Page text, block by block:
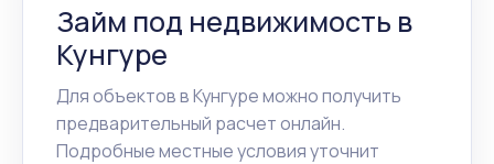
Займ под недвижимость в
Кунгуре
Для объектов в Кунгуре можно получить
предварительный расчет онлайн.
Подробные местные условия уточнит